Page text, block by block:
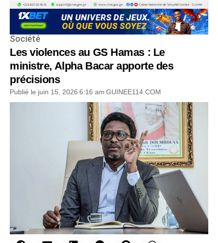
Société
Les violences au GS Hamas : Le
ministre, Alpha Bacar apporte des
précisions
Publié le juin 15, 2026 6:16 am GUINEE114.COM